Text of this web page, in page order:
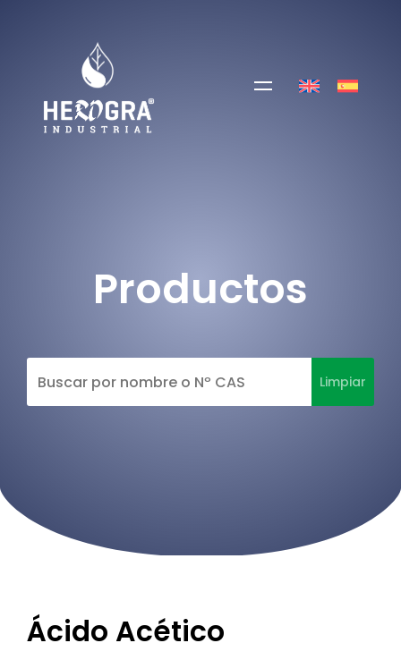
Productos
Limpiar
Ácido Acético